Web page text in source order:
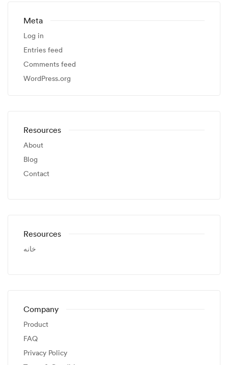
Meta
Log in
Entries feed
Comments feed
WordPress.org
Resources
About
Blog
Contact
Resources
خانه
Company
Product
FAQ
Privacy Policy